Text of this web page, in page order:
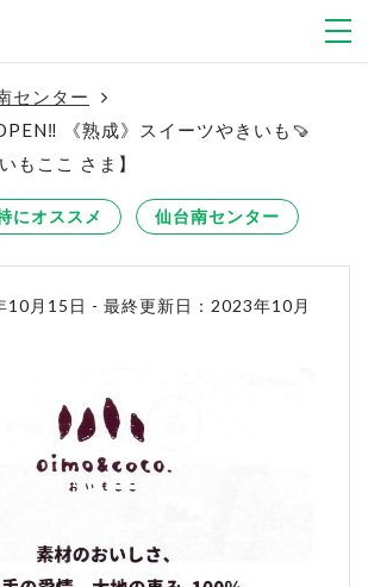
センター
《熟成》スイーツやきいも🍠
もここ さま】
にオススメ 仙台南センター
10月15日 - 最終更新日：2023年10月